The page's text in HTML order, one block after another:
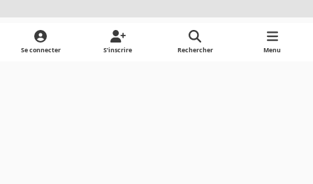
Partager
Se connecter S’inscrire Rechercher Menu